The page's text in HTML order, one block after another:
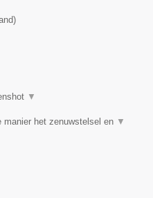
)
▼
het zenuwstelsel en ▼